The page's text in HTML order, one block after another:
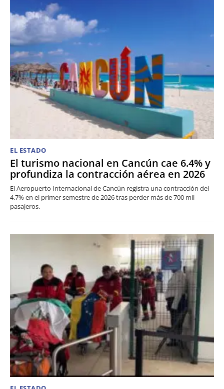
EL ESTADO
El turismo nacional en Cancún cae 6.4% y
profundiza la contracción aérea en 2026
El Aeropuerto Internacional de Cancún registra una contracción del
4.7% en el primer semestre de 2026 tras perder más de 700 mil
pasajeros.